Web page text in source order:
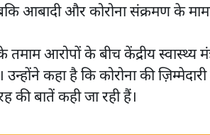
आबादी और कोरोना संक्रमण के
तमाम आरोपों के बीच केंद्रीय स्वास्थ्य
कहा है कि कोरोना की
की बातें कही जा रही हैं।